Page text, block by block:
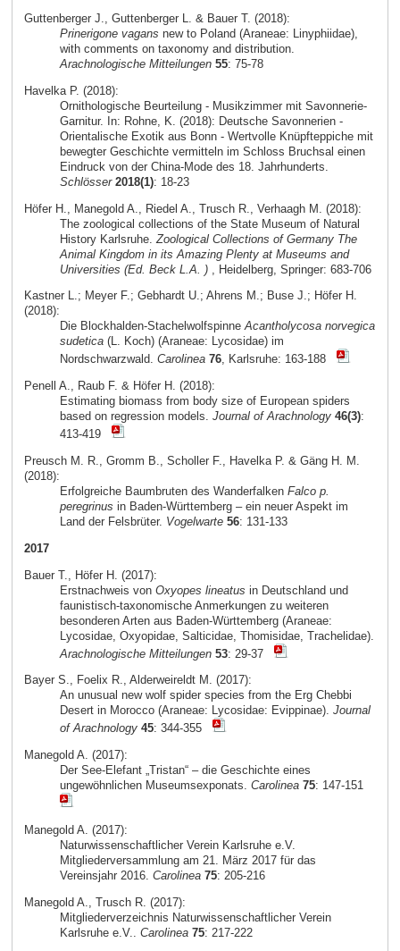
Guttenberger J., Guttenberger L. & Bauer T. (2018):
Prinerigone vagans new to Poland (Araneae: Linyphiidae),
with comments on taxonomy and distribution.
Arachnologische Mitteilungen 55: 75-78
Havelka P. (2018):
Ornithologische Beurteilung - Musikzimmer mit Savonnerie-
Garnitur. In: Rohne, K. (2018): Deutsche Savonnerien -
Orientalische Exotik aus Bonn - Wertvolle Knüpfteppiche mit
bewegter Geschichte vermitteln im Schloss Bruchsal einen
Eindruck von der China-Mode des 18. Jahrhunderts.
Schlösser 2018(1): 18-23
Höfer H., Manegold A., Riedel A., Trusch R., Verhaagh M. (2018):
The zoological collections of the State Museum of Natural
History Karlsruhe. Zoological Collections of Germany The
Animal Kingdom in its Amazing Plenty at Museums and
Universities (Ed. Beck L.A. ), Heidelberg, Springer: 683-706
Kastner L.; Meyer F.; Gebhardt U.; Ahrens M.; Buse J.; Höfer H.
(2018):
Die Blockhalden-StachelwolfspinneAcantholycosa norvegica
sudetica(L. Koch) (Araneae: Lycosidae) im
Nordschwarzwald. Carolinea 76, Karlsruhe: 163-188
Penell A., Raub F. & Höfer H. (2018):
Estimating biomass from body size of European spiders
based on regression models. Journal of Arachnology 46(3):
413-419
Preusch M. R., Gromm B., Scholler F., Havelka P. & Gäng H. M.
(2018):
Erfolgreiche Baumbruten des Wanderfalken Falco p.
peregrinus in Baden-Württemberg – ein neuer Aspekt im
Land der Felsbrüter. Vogelwarte 56: 131-133
2017
Bauer T., Höfer H. (2017):
Erstnachweis von Oxyopes lineatus in Deutschland und
faunistisch-taxonomische Anmerkungen zu weiteren
besonderen Arten aus Baden-Württemberg (Araneae:
Lycosidae, Oxyopidae, Salticidae, Thomisidae, Trachelidae).
Arachnologische Mitteilungen 53: 29-37
Bayer S., Foelix R., Alderweireldt M. (2017):
An unusual new wolf spider species from the Erg Chebbi
Desert in Morocco (Araneae: Lycosidae: Evippinae). Journal
of Arachnology 45: 344-355
Manegold A. (2017):
Der See-Elefant „Tristan“ – die Geschichte eines
ungewöhnlichen Museumsexponats. Carolinea 75: 147-151
Manegold A. (2017):
Naturwissenschaftlicher Verein Karlsruhe e.V.
Mitgliederversammlung am 21. März 2017 für das
Vereinsjahr 2016. Carolinea 75: 205-216
Manegold A., Trusch R. (2017):
Mitgliederverzeichnis Naturwissenschaftlicher Verein
Karlsruhe e.V.. Carolinea 75: 217-222